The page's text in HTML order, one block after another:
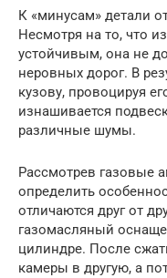
К «минусам» детали
Несмотря на то, что
устойчивым, она не
неровных дорог. В
кузову, провоцируя
изнашивается
различные шумы.
Рассмотрев газовые
определить
отличаются друг от
газомасляный
цилиндре. После
камеры в другую, а